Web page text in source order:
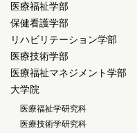
医療福祉学部
保健看護学部
リハビリテーション学部
医療技術学部
医療福祉マネジメント学部
大学院
医療福祉学研究科
医療技術学研究科